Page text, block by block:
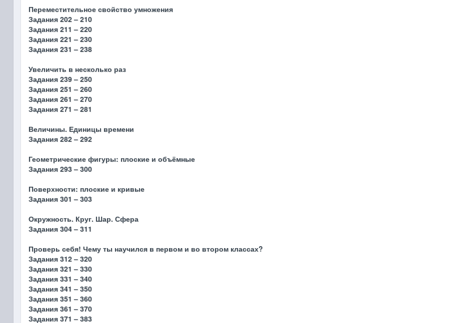
Переместительное свойство умножения
Задания 202 – 210
Задания 211 – 220
Задания 221 – 230
Задания 231 – 238
Увеличить в несколько раз
Задания 239 – 250
Задания 251 – 260
Задания 261 – 270
Задания 271 – 281
Величины. Единицы времени
Задания 282 – 292
Геометрические фигуры: плоские и объёмные
Задания 293 – 300
Поверхности: плоские и кривые
Задания 301 – 303
Окружность. Круг. Шар. Сфера
Задания 304 – 311
Проверь себя! Чему ты научился в первом и во втором классах?
Задания 312 – 320
Задания 321 – 330
Задания 331 – 340
Задания 341 – 350
Задания 351 – 360
Задания 361 – 370
Задания 371 – 383